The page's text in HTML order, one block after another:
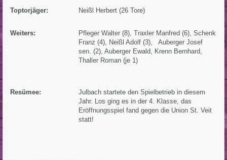
Toptorjäger: Neißl Herbert (26 Tore)
Weiters:
Pfleger Walter (8), Traxler Manfred (6), Schenk
Franz (4), Neißl Adolf (3), Auberger Josef
sen. (2), Auberger Ewald, Krenn Bernhard,
Thaller Roman (je 1)
Resümee:
Julbach startete den Spielbetrieb in diesem
Jahr. Los ging es in der 4. Klasse, das
Eröffnungsspiel fand gegen die Union St. Veit
statt!